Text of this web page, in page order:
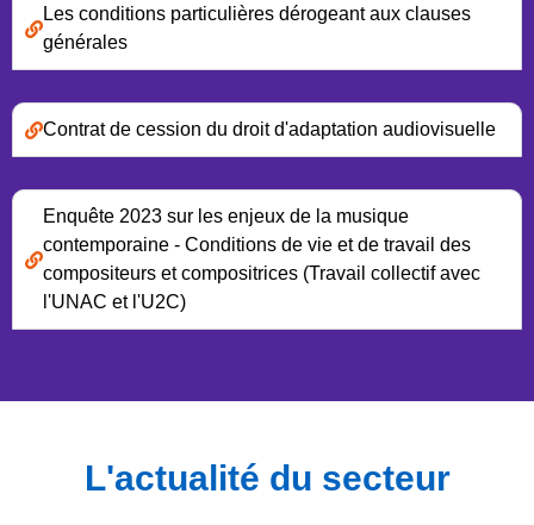
Les conditions particulières dérogeant aux clauses
générales
Contrat de cession du droit d'adaptation audiovisuelle
Enquête 2023 sur les enjeux de la musique
contemporaine - Conditions de vie et de travail des
compositeurs et compositrices (Travail collectif avec
l'UNAC et l'U2C)
L'actualité du secteur